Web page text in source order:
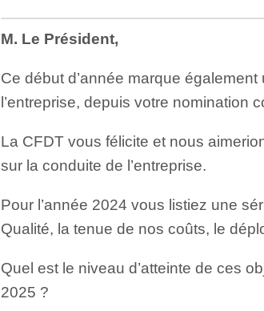
M. Le Président,
Ce début d’année marque
l’entreprise, depuis votre nomination
La CFDT vous félicite et nous
sur la conduite de l’entreprise.
Pour l’année 2024 vous listiez une
Qualité, la tenue de nos coûts, le
Quel est le niveau d’atteinte de ces
2025 ?